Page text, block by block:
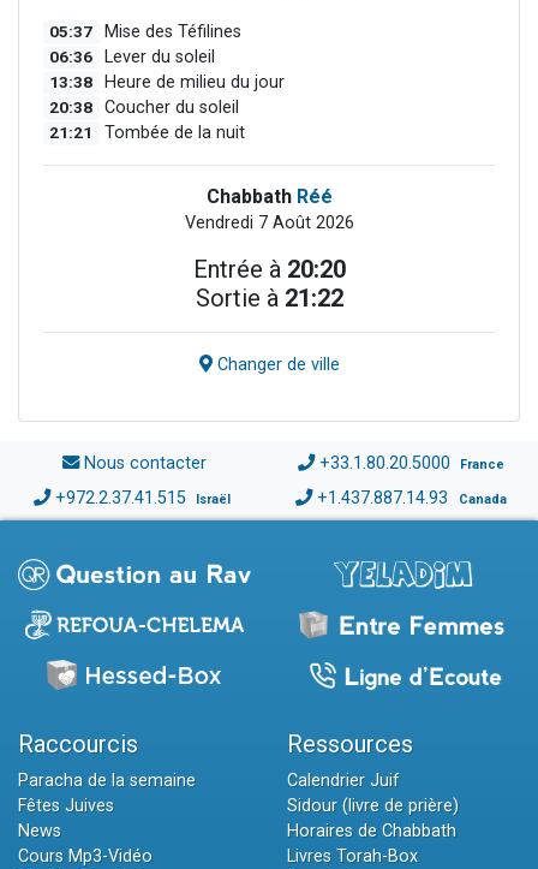
05:37 Mise des Téfilines
06:36 Lever du soleil
13:38 Heure de milieu du jour
20:38 Coucher du soleil
21:21 Tombée de la nuit
Chabbath Réé
Vendredi 7 Août 2026
Entrée à 20:20
Sortie à 21:22
Changer de ville
Nous contacter +33.1.80.20.5000 France
+972.2.37.41.515 Israël +1.437.887.14.93 Canada
Raccourcis
Paracha de la semaine
Fêtes Juives
News
Cours Mp3-Vidéo
Ressources
Calendrier Juif
Sidour (livre de prière)
Horaires de Chabbath
Livres Torah-Box